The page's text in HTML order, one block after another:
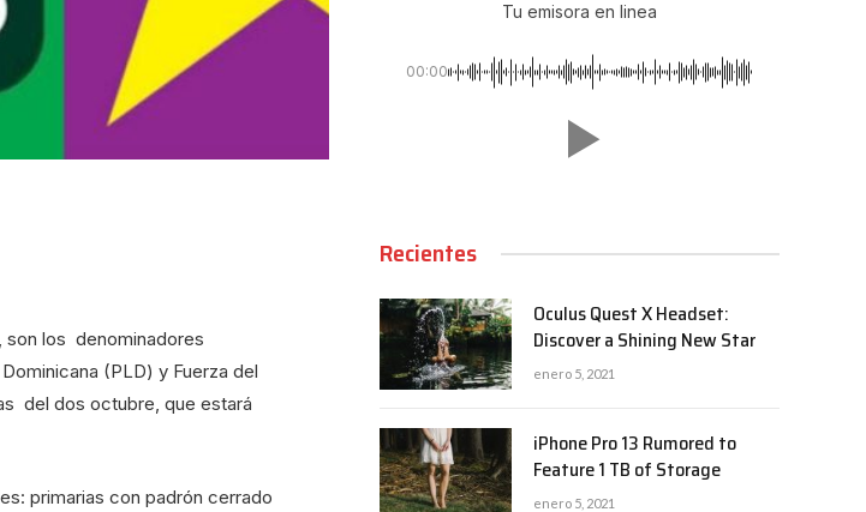
son los denominadores
(PLD) y Fuerza del
del dos octubre, que estará
primarias con padrón cerrado
Tu emisora en linea
00:00
Recientes
Oculus Quest X Headset:
Discover a Shining New Star
enero 5, 2021
iPhone Pro 13 Rumored to
Feature 1 TB of Storage
enero 5, 2021